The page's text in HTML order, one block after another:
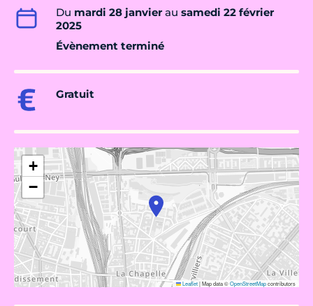
Du mardi 28 janvierau samedi 22 février
2025
Évènement terminé
Gratuit
+
−
Leaflet|Map data ©OpenStreetMapcontributors